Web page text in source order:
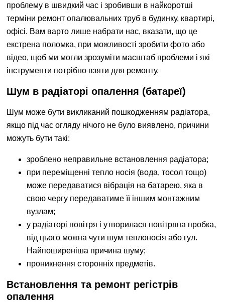
проблему в швидкий час і зробивши в найкоротші
терміни ремонт опалювальних труб в будинку, квартирі,
офісі. Вам варто лише набрати нас, вказати, що це
екстрена поломка, при можливості зробити фото або
відео, щоб ми могли зрозуміти масштаб проблеми і які
інструменти потрібно взяти для ремонту.
Шум в радіаторі опалення (батареї)
Шум може бути викликаний пошкодженням радіатора,
якщо під час огляду нічого не було виявлено, причини
можуть бути такі:
зроблено неправильне встановлення радіатора;
при переміщенні тепло носія (вода, тосол тощо)
може передаватися вібрація на батарею, яка в
свою чергу передаватиме її іншим монтажним
вузлам;
у радіаторі повітря і утворилася повітряна пробка,
від цього можна чути шум теплоносія або гул.
Найпоширеніша причина шуму;
проникнення сторонніх предметів.
Встановлення та ремонт регістрів
опалення